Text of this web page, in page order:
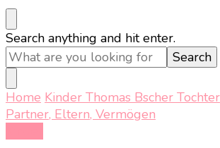
Looking
for
Something?
Search anything and hit enter.
Home Kinder Thomas Bscher
Partner, Eltern, Vermögen